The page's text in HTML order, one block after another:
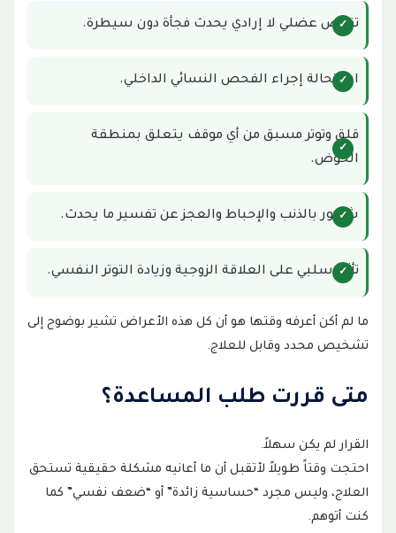
تقلص عضلي لا إرادي يحدث فجأة دون سيطرة.
استحالة إجراء الفحص النسائي الداخلي.
قلق وتوتر مسبق من أي موقف يتعلق بمنطقة
الحوض.
شعور بالذنب والإحباط والعجز عن تفسير ما يحدث.
تأثير سلبي على العلاقة الزوجية وزيادة التوتر النفسي.
ما لم أكن أعرفه وقتها هو أن كل هذه الأعراض تشير بوضوح إلى
تشخيص محدد وقابل للعلاج.
متى قررت طلب المساعدة؟
القرار لم يكن سهلاً.
احتجت وقتاً طويلاً لأتقبل أن ما أعانيه مشكلة حقيقية تستحق
العلاج، وليس مجرد “حساسية زائدة” أو “ضعف نفسي” كما
كنت أتوهم.